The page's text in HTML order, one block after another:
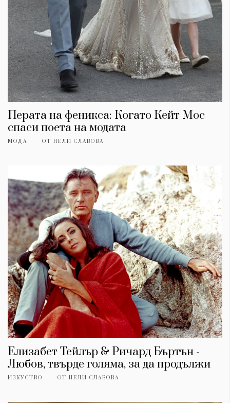
Перата на феникса: Когато Кейт Мос
спаси поета на модата
МОДА ОТ НЕЛИ СЛАВОВА
Елизабет Тейлър & Ричард Бъртън -
Любов, твърде голяма, за да продължи
ИЗКУСТВО ОТ НЕЛИ СЛАВОВА
КАТЕГОРИИ
Wine&Dine
Подкасти
Мода
Цветно
Гурме
Пътувай
Wellness
ЗА НАС
Условия за
ползване
поверителност
ModerenDom
СЛЕДВАЙТЕ НИ
Facebook Instagram Twitter
Pinterest
YouTube
Spotify Soundcloud
Ако нашият сайт ви харесва, можете да се абонирате за
седмичния ни нюзлетър тук: